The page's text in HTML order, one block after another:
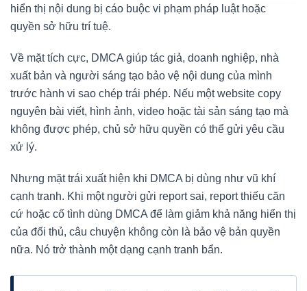
hiển thị nội dung bị cáo buộc vi phạm pháp luật hoặc
quyền sở hữu trí tuệ.
Về mặt tích cực, DMCA giúp tác giả, doanh nghiệp, nhà
xuất bản và người sáng tạo bảo vệ nội dung của mình
trước hành vi sao chép trái phép. Nếu một website copy
nguyên bài viết, hình ảnh, video hoặc tài sản sáng tạo mà
không được phép, chủ sở hữu quyền có thể gửi yêu cầu
xử lý.
Nhưng mặt trái xuất hiện khi DMCA bị dùng như vũ khí
cạnh tranh. Khi một người gửi report sai, report thiếu căn
cứ hoặc cố tình dùng DMCA để làm giảm khả năng hiển thị
của đối thủ, câu chuyện không còn là bảo vệ bản quyền
nữa. Nó trở thành một dạng cạnh tranh bẩn.